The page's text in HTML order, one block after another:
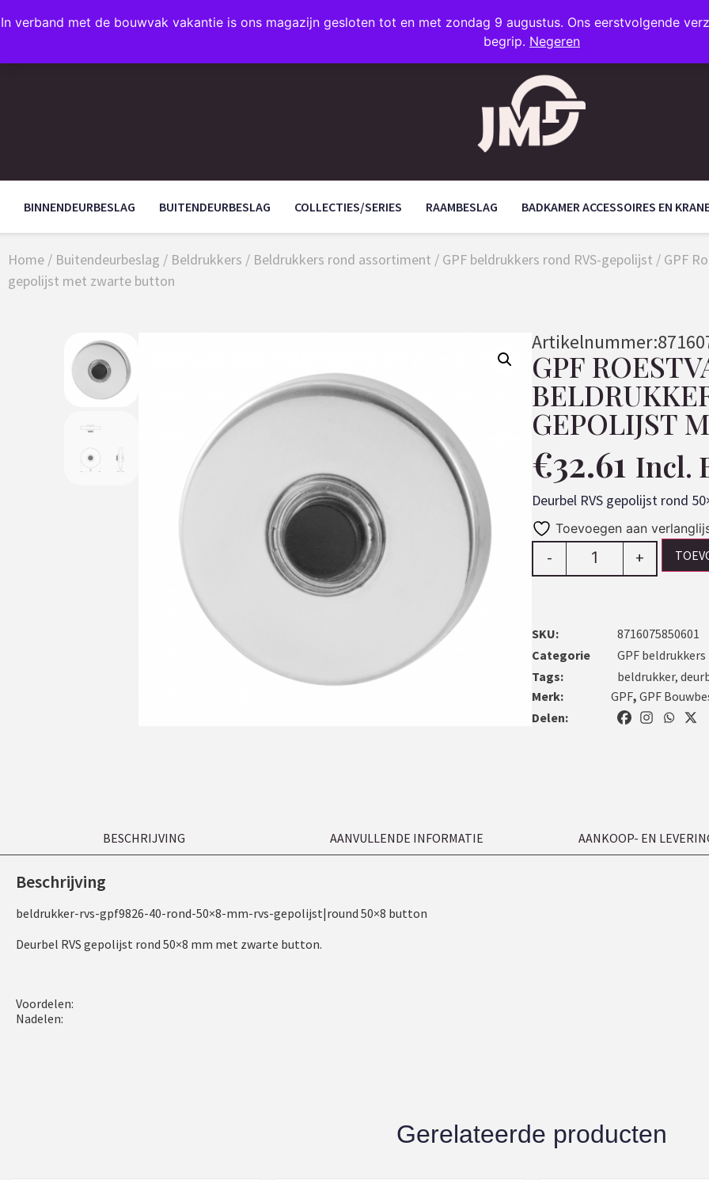
In verband met de bouwvak vakantie is ons magazijn gesloten tot en met zondag 9 augustus. Ons eerstvolgende
begrip. Negeren
FAVORIETEN
BINNENDEURBESLAG BUITENDEURBESLAG COLLECTIES/SERIES RAAMBESLAG BADKAMER ACCESSOIRES EN
Home / Buitendeurbeslag / Beldrukkers / Beldrukkers rond assortiment / GPF beldrukkers rond RVS-gepolijst / GPF
gepolijst met zwarte button
Artikelnummer:
GPF
GEPOLIJST
€32.61 Incl.
Deurbel RVS gepolijst rond
Toevoegen aan
- +
SKU:
8716075850601
Categorie
GPF
Tags:
beldrukker,
Merk:
GPF, GPF
Delen:
BESCHRIJVING AANVULLENDE INFORMATIE AANKOOP- EN
Beschrijving
beldrukker-rvs-gpf9826-40-rond-50×8-mm-rvs-gepolijst|round 50×8 button
Deurbel RVS gepolijst rond 50×8 mm met zwarte button.
Voordelen:
Nadelen:
Gerelateerde producten